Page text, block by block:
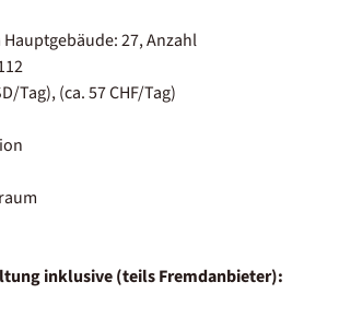
27, Anzahl
Tag), (ca. 57 CHF/Tag)
inklusive (teils Fremdanbieter):